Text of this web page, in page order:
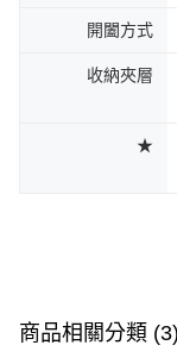
開闔方式
收納夾層
★
商品相關分類 (3)